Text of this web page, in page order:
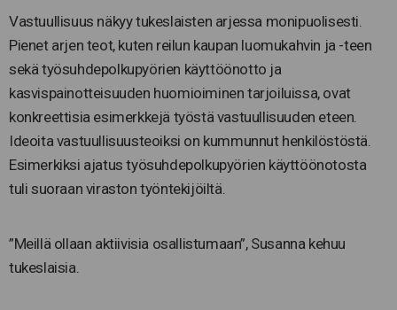
Vastuullisuus näkyy tukeslaisten arjessa monipuolisesti.
Pienet arjen teot, kuten reilun kaupan luomukahvin ja -teen
sekä työsuhdepolkupyörien käyttöönotto ja
kasvispainotteisuuden huomioiminen tarjoiluissa, ovat
konkreettisia esimerkkejä työstä vastuullisuuden eteen.
Ideoita vastuullisuusteoiksi on kummunnut henkilöstöstä.
Esimerkiksi ajatus työsuhdepolkupyörien käyttöönotosta
tuli suoraan viraston työntekijöiltä.
”Meillä ollaan aktiivisia osallistumaan”, Susanna kehuu
tukeslaisia.